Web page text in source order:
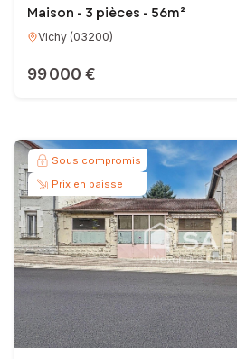
Maison - 3 pièces - 56m²
Vichy (03200)
99 000 €
Sous compromis
Prix en baisse